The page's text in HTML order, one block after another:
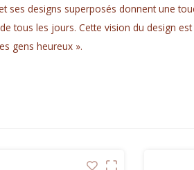
ses designs superposés donnent une
tous les jours. Cette vision du design
gens heureux ».